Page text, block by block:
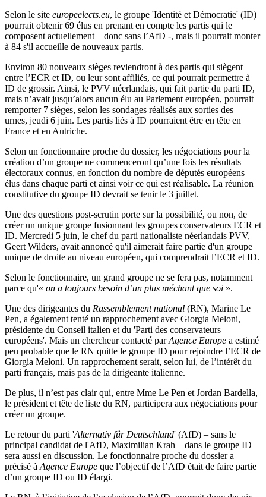
Selon le site europeelects.eu, le groupe 'Identité et Démocratie' (ID)
pourrait obtenir 69 élus en prenant en compte les partis qui le
composent actuellement – donc sans l’AfD -, mais il pourrait monter
à 84 s'il accueille de nouveaux partis.
Environ 80 nouveaux sièges reviendront à des partis qui siègent
entre l’ECR et ID, ou leur sont affiliés, ce qui pourrait permettre à
ID de grossir. Ainsi, le PVV néerlandais, qui fait partie du parti ID,
mais n’avait jusqu’alors aucun élu au Parlement européen, pourrait
remporter 7 sièges, selon les sondages réalisés aux sorties des
urnes, jeudi 6 juin. Les partis liés à ID pourraient être en tête en
France et en Autriche.
Selon un fonctionnaire proche du dossier, les négociations pour la
création d’un groupe ne commenceront qu’une fois les résultats
électoraux connus, en fonction du nombre de députés européens
élus dans chaque parti et ainsi voir ce qui est réalisable. La réunion
constitutive du groupe ID devrait se tenir le 3 juillet.
Une des questions post-scrutin porte sur la possibilité, ou non, de
créer un unique groupe fusionnant les groupes conservateurs ECR et
ID. Mercredi 5 juin, le chef du parti nationaliste néerlandais PVV,
Geert Wilders, avait annoncé qu'il aimerait faire partie d'un groupe
unique de droite au niveau européen, qui comprendrait l’ECR et ID.
Selon le fonctionnaire, un grand groupe ne se fera pas, notamment
parce qu'« on a toujours besoin d’un plus méchant que soi ».
Une des dirigeantes du Rassemblement national (RN), Marine Le
Pen, a également tenté un rapprochement avec Giorgia Meloni,
présidente du Conseil italien et du 'Parti des conservateurs
européens'. Mais un chercheur contacté parAgence Europe a estimé
peu probable que le RN quitte le groupe ID pour rejoindre l’ECR de
Giorgia Meloni. Un rapprochement serait, selon lui, de l’intérêt du
parti français, mais pas de la dirigeante italienne.
De plus, il n’est pas clair qui, entre Mme Le Pen et Jordan Bardella,
le président et tête de liste du RN, participera aux négociations pour
créer un groupe.
Le retour du parti 'Alternativ für Deutschland' (AfD) – sans le
principal candidat de l'AfD, Maximilian Krah – dans le groupe ID
sera aussi en discussion. Le fonctionnaire proche du dossier a
précisé à Agence Europe que l’objectif de l’AfD était de faire partie
d’un groupe ID ou ID élargi.